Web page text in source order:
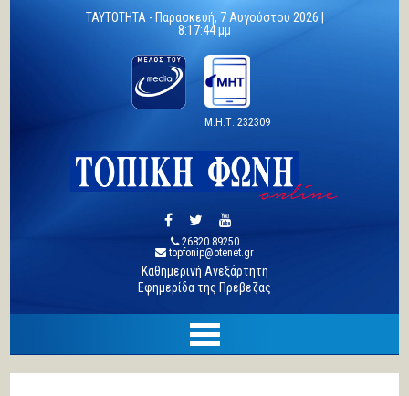
TAYTOTHTA - Παρασκευή, 7 Αυγούστου 2026 |
8:17:45 μμ
Μ.Η.Τ. 232309
26820 89250
topfonip@otenet.gr
Καθημερινή Ανεξάρτητη
Εφημερίδα της Πρέβεζας